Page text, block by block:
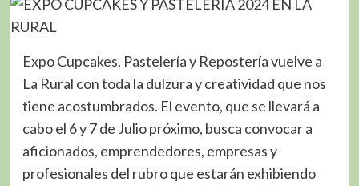
Expo Cupcakes, Pastelería y Repostería vuelve a
La Rural con toda la dulzura y creatividad que nos
tiene acostumbrados. El evento, que se llevará a
cabo el 6 y 7 de Julio próximo, busca convocar a
aficionados, emprendedores, empresas y
profesionales del rubro que estarán exhibiendo